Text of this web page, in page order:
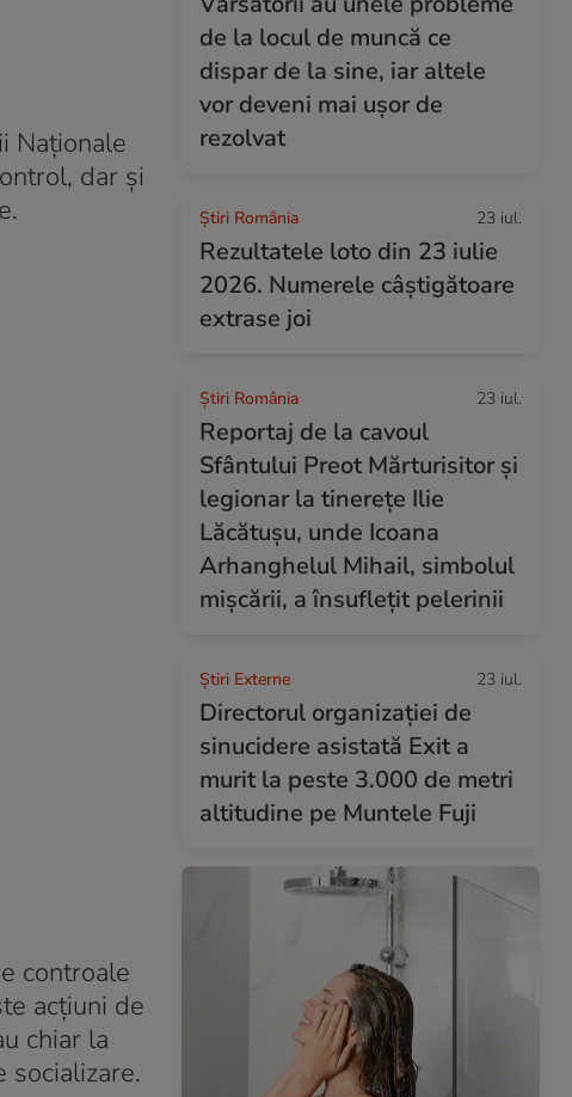
Naționale
dar și
controale
acțiuni de
chiar la
de la locul de muncă ce
dispar de la sine, iar altele
vor deveni mai ușor de
rezolvat
Știri România 23 iul.
Rezultatele loto din 23 iulie
2026. Numerele câștigătoare
extrase joi
Știri România 23 iul.
Reportaj de la cavoul
Sfântului Preot Mărturisitor și
legionar la tinerețe Ilie
Lăcătușu, unde Icoana
Arhanghelul Mihail, simbolul
mișcării, a însuflețit pelerinii
Știri Externe 23 iul.
Directorul organizației de
sinucidere asistată Exit a
murit la peste 3.000 de metri
altitudine pe Muntele Fuji